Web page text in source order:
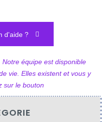
d'aide ?
équipe est disponible
vie. Elles existent et vous y
sur le bouton